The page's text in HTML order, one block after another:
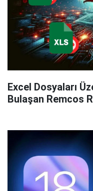
Excel Dosyaları
Bulaşan Remcos